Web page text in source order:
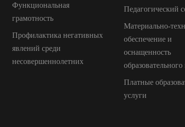
Функциональная
грамотность
Профилактика негативных
явлений среди
несовершеннолетних
Педагогический
Материально-
обеспечение и
оснащенность
образовательного
Платные
услуги